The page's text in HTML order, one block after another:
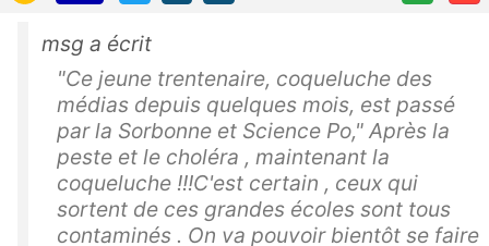
msg a écrit
"Ce jeune trentenaire, coqueluche des
médias depuis quelques mois, est passé
par la Sorbonne et Science Po," Après la
peste et le choléra , maintenant la
coqueluche !!!C'est certain , ceux qui
sortent de ces grandes écoles sont tous
contaminés . On va pouvoir bientôt se faire